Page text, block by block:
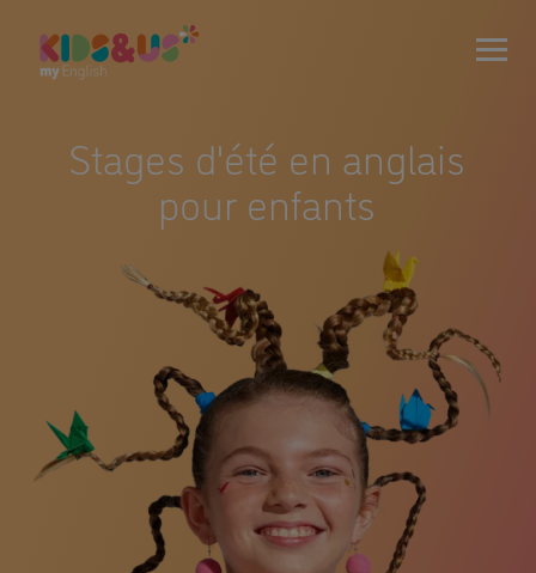
Stages d'été en anglais
pour enfants